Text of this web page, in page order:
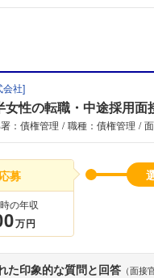
会社]
女性の転職・中途採用面
：債権管理 職種：債権管理
応募
の年収
万円
た印象的な質問と回答 （面接